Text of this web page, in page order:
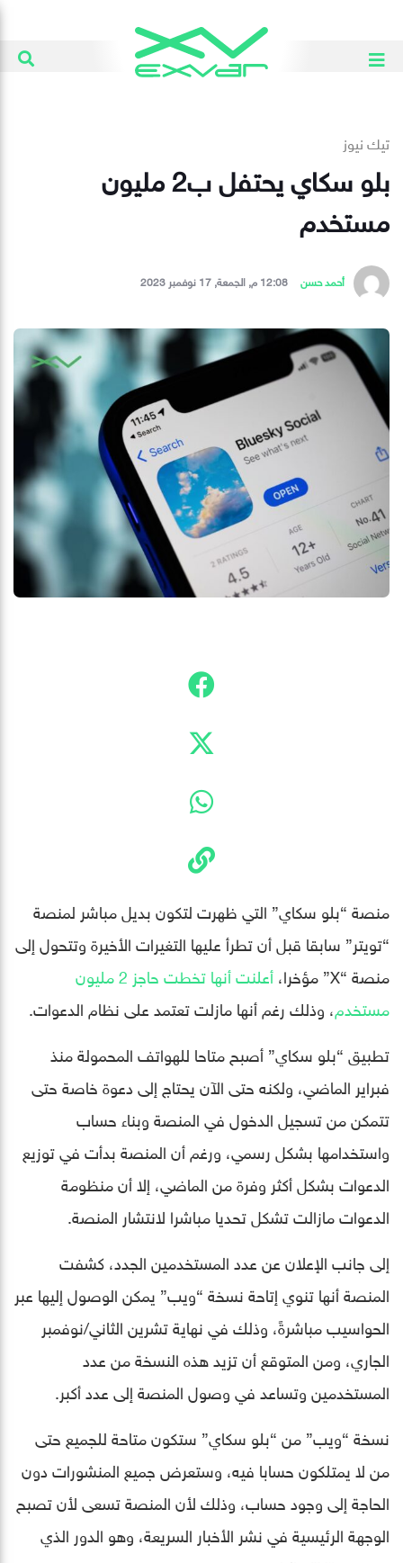
تيك نيوز
بلو سكاي يحتفل ب2 مليون
مستخدم
أحمد حسن 12:08 م, الجمعة, 17 نوفمبر 2023
منصة “بلو سكاي” التي ظهرت لتكون بديل مباشر لمنصة
“تويتر” سابقا قبل أن تطرأ عليها التغيرات الأخيرة وتتحول إلى
منصة “X” مؤخرا،
أعلنت أنها تخطت حاجز 2 مليون
مستخدم، وذلك رغم أنها مازلت تعتمد على نظام الدعوات.
تطبيق “بلو سكاي” أصبح متاحا للهواتف المحمولة منذ
فبراير الماضي، ولكنه حتى الآن يحتاج إلى دعوة خاصة حتى
تتمكن من تسجيل الدخول في المنصة وبناء حساب
واستخدامها بشكل رسمي، ورغم أن المنصة بدأت في توزيع
الدعوات بشكل أكثر وفرة من الماضي، إلا أن منظومة
الدعوات مازالت تشكل تحديا مباشرا لانتشار المنصة.
إلى جانب الإعلان عن عدد المستخدمين الجدد، كشفت
المنصة أنها تنوي إتاحة نسخة “ويب” يمكن الوصول إليها عبر
الحواسيب مباشرةً، وذلك في نهاية تشرين الثاني/نوفمبر
الجاري، ومن المتوقع أن تزيد هذه النسخة من عدد
المستخدمين وتساعد في وصول المنصة إلى عدد أكبر.
نسخة “ويب” من “بلو سكاي” ستكون متاحة للجميع حتى
من لا يمتلكون حسابا فيه، وستعرض جميع المنشورات دون
الحاجة إلى وجود حساب، وذلك لأن المنصة تسعى لأن تصبح
الوجهة الرئيسية في نشر الأخبار السريعة، وهو الدور الذي